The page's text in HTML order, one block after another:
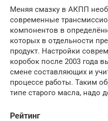
Меняя смазку в АКПП
современные
компонентов в
которых в отдельности
продукт. Настройки
коробок после 2003 года
смене составляющих и
процессе работы. Таким
типе старого масла, надо
Рейтинг